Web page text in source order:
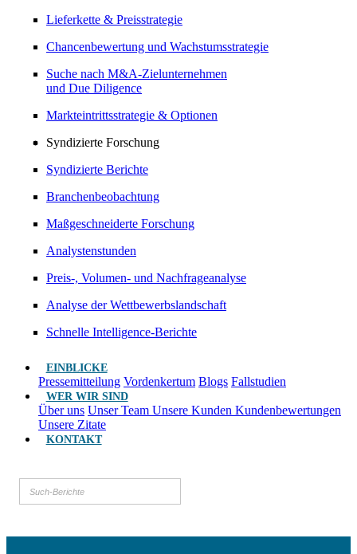
Lieferkette & Preisstrategie
Chancenbewertung und Wachstumsstrategie
Suche nach M&A-Zielunternehmen
und Due Diligence
Markteintrittsstrategie & Optionen
Syndizierte Forschung
Syndizierte Berichte
Branchenbeobachtung
Maßgeschneiderte Forschung
Analystenstunden
Preis-, Volumen- und Nachfrageanalyse
Analyse der Wettbewerbslandschaft
Schnelle Intelligence-Berichte
EINBLICKE
Pressemitteilung Vordenkertum Blogs Fallstudien
WER WIR SIND
Über uns Unser Team Unsere Kunden Kundenbewertungen
Unsere Zitate
KONTAKT